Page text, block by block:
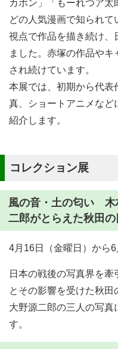
カボン」「もーれつア
どの人気漫画で知られ
視点で作品を描き続け、
ました。赤塚の作品や
され続けています。
本展では、初期から代表
真、ショートアニメなど
紹介します。
コレクション展
風の音・土の匂い 木
二郎がとらえた秋田の
4月16日（金曜日）から6
日本の戦後の写真界を
とその影響を受けた秋田
大野源二郎の三人の写真
す。